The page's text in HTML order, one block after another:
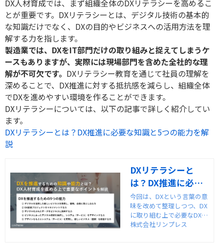
DX人材育成では、まず組織全体のDXリテラシーを高めるこ
とが重要です。 DXリテラシーとは、デジタル技術の基本的
な知識だけでなく、 DXの目的やビジネスへの活用方法を理
解する力を指します。
製造業では、 DXをIT部門だけの取り組みと捉えてしまうケ
ースもありますが、実際には現場部門を含めた全社的な理
解が不可欠です。 DXリテラシー教育を通じて社員の理解を
深めることで、 DX推進に対する抵抗感を減らし、組織全体
でDXを進めやすい環境を作ることができます。
DXリテラシーについては、以下の記事で詳しく紹介してい
ます。
DXリテラシーとは？DX推進に必要な知識と5つの能力を解
説
DXリテラシーと
は？DX推進に必要
な知識と5つの能力
を解説
今回は、DXという言葉の意
味を改めて整理しつつ、DX
に取り組む上で必要なDXリ
テラシーと、DXを強く推し
株式会社リンプレス